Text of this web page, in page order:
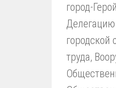
город-
Делегацию
городской
труда,